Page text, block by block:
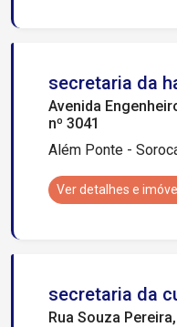
secretaria da
Avenida
nº 3041
Além Ponte -
Ver detalhes e
secretaria da
Rua Souza